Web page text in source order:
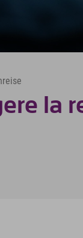
la